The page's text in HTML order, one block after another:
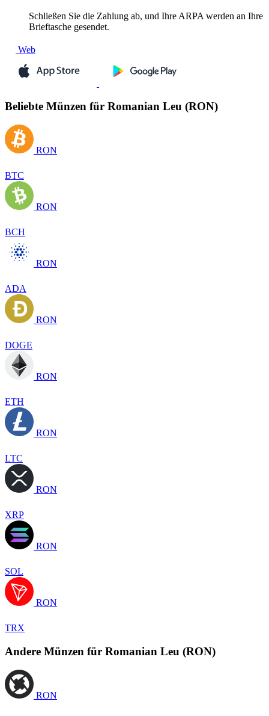
Schließen Sie die Zahlung ab, und Ihre ARPA werden an Ihre
Brieftasche gesendet.
Web
Beliebte Münzen für Romanian Leu (RON)
RON
BTC
RON
BCH
RON
ADA
RON
DOGE
RON
ETH
RON
LTC
RON
XRP
RON
SOL
RON
TRX
Andere Münzen für Romanian Leu (RON)
RON